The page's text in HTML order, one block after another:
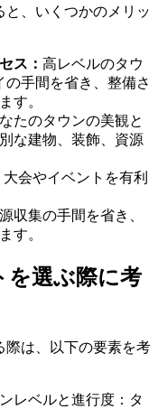
と、いくつかのメリッ
ス： 高レベルのタウ
の手間を省き、整備さ
す。
たのタウンの美観と
な建物、装飾、資源
会やイベントを有利
収集の手間を省き、
す。
を選ぶ際に考
際は、以下の要素を考
レベルと進行度：タ